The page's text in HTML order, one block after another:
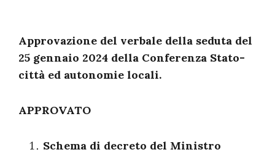
Approvazione del verbale della seduta del
25 gennaio 2024 della Conferenza Stato-
città ed autonomie locali.
APPROVATO
Schema di decreto del Ministro